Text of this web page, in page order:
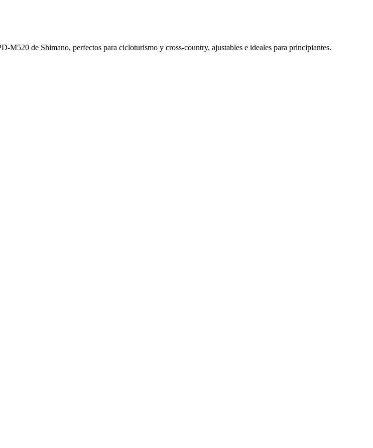
M520 de Shimano, perfectos para cicloturismo y cross-country, ajustables e ideales para principiantes.